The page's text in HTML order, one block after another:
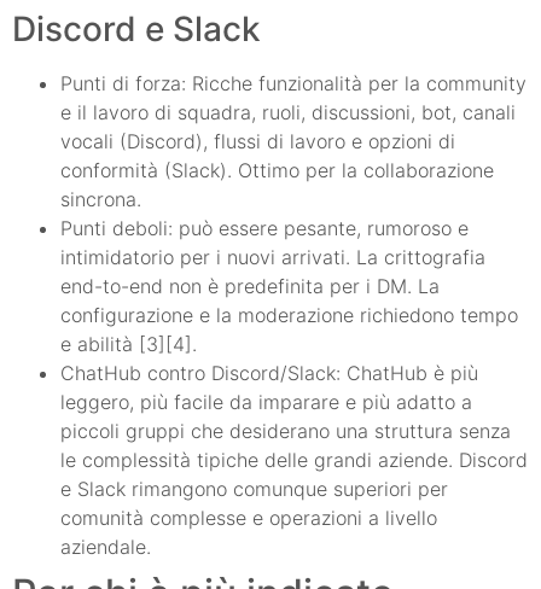
Discord e Slack
Punti di forza: Ricche funzionalità per la community
e il lavoro di squadra, ruoli, discussioni, bot, canali
vocali (Discord), flussi di lavoro e opzioni di
conformità (Slack). Ottimo per la collaborazione
sincrona.
Punti deboli: può essere pesante, rumoroso e
intimidatorio per i nuovi arrivati. La crittografia
end-to-end non è predefinita per i DM. La
configurazione e la moderazione richiedono tempo
e abilità [3][4].
ChatHub contro Discord/Slack: ChatHub è più
leggero, più facile da imparare e più adatto a
piccoli gruppi che desiderano una struttura senza
le complessità tipiche delle grandi aziende. Discord
e Slack rimangono comunque superiori per
comunità complesse e operazioni a livello
aziendale.